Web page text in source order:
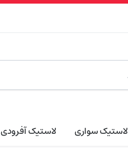
لاستیک سواری لاستیک آفرودی